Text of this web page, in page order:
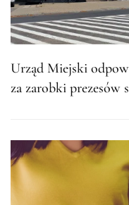
Urząd Miejski
za zarobki prezesów